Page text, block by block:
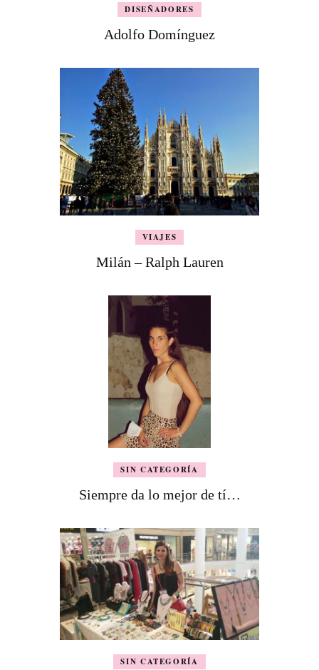
DISEÑADORES
Adolfo Domínguez
VIAJES
Milán – Ralph Lauren
SIN CATEGORÍA
Siempre da lo mejor de tí…
SIN CATEGORÍA